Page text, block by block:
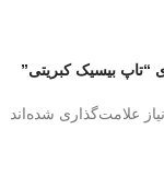
“تاپ بیسیک کبریتی”
علامت‌گذاری شده‌اند